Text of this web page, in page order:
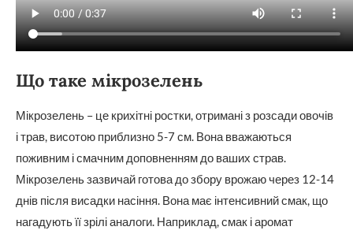
Що таке мікрозелень
Мікрозелень – це крихітні ростки, отримані з розсади овочів
і трав, висотою приблизно 5-7 см. Вона вважаються
поживним і смачним доповненням до ваших страв.
Мікрозелень зазвичай готова до збору врожаю через 12-14
днів після висадки насіння. Вона має інтенсивний смак, що
нагадують її зрілі аналоги. Наприклад, смак і аромат